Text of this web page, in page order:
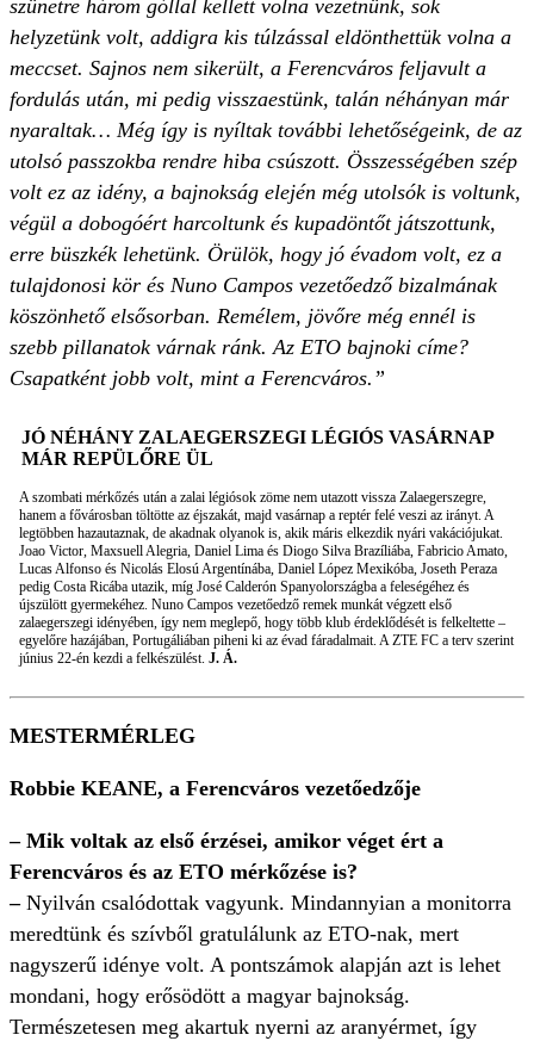
szünetre három góllal kellett volna vezetnünk, sok
helyzetünk volt, addigra kis túlzással eldönthettük volna a
meccset. Sajnos nem sikerült, a Ferencváros feljavult a
fordulás után, mi pedig visszaestünk, talán néhányan már
nyaraltak… Még így is nyíltak további lehetőségeink, de az
utolsó passzokba rendre hiba csúszott. Összességében szép
volt ez az idény, a bajnokság elején még utolsók is voltunk,
végül a dobogóért harcoltunk és kupadöntőt játszottunk,
erre büszkék lehetünk. Örülök, hogy jó évadom volt, ez a
tulajdonosi kör és Nuno Campos vezetőedző bizalmának
köszönhető elsősorban. Remélem, jövőre még ennél is
szebb pillanatok várnak ránk. Az ETO bajnoki címe?
Csapatként jobb volt, mint a Ferencváros.”
A szombati mérkőzés után a zalai légiósok zöme nem utazott vissza Zalaegerszegre,
hanem a fővárosban töltötte az éjszakát, majd vasárnap a reptér felé veszi az irányt. A
legtöbben hazautaznak, de akadnak olyanok is, akik máris elkezdik nyári vakációjukat.
Joao Victor, Maxsuell Alegria, Daniel Lima és Diogo Silva Brazíliába, Fabricio Amato,
Lucas Alfonso és Nicolás Elosú Argentínába, Daniel López Mexikóba, Joseth Peraza
pedig Costa Ricába utazik, míg José Calderón Spanyolországba a feleségéhez és
újszülött gyermekéhez. Nuno Campos vezetőedző remek munkát végzett első
zalaegerszegi idényében, így nem meglepő, hogy több klub érdeklődését is felkeltette –
egyelőre hazájában, Portugáliában piheni ki az évad fáradalmait. A ZTE FC a terv szerint
június 22-én kezdi a felkészülést. J. Á.
JÓ NÉHÁNY ZALAEGERSZEGI LÉGIÓS VASÁRNAP
MÁR REPÜLŐRE ÜL
MESTERMÉRLEG
Robbie KEANE, a Ferencváros vezetőedzője
– Mik voltak az első érzései, amikor véget ért a
Ferencváros és az ETO mérkőzése is?
– Nyilván csalódottak vagyunk. Mindannyian a monitorra
meredtünk és szívből gratulálunk az ETO-nak, mert
nagyszerű idénye volt. A pontszámok alapján azt is lehet
mondani, hogy erősödött a magyar bajnokság.
Természetesen meg akartuk nyerni az aranyérmet, így